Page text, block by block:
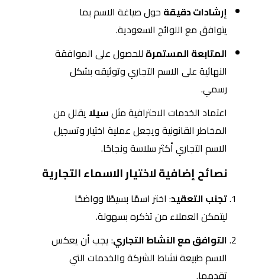
إرشادات دقيقة حول صياغة الاسم بما
يتوافق مع اللوائح السعودية.
المتابعة المستمرة للحصول على الموافقة
النهائية على الاسم التجاري وتوثيقه بشكل
رسمي.
اعتماد الخدمات الاحترافية مثلسيلا يقلل من
المخاطر القانونية ويجعل عملية اختيار وتسجيل
الاسم التجاري أكثر سلاسة ونجاحًا.
نصائح إضافية لاختيار الاسماء التجارية
تجنب التعقيد: اختر اسمًا بسيطًا وواضحًا
ليتمكن العملاء من تذكره بسهولة.
التوافق مع النشاط التجاري: يجب أن يعكس
الاسم طبيعة نشاط الشركة والخدمات التي
تقدمها.